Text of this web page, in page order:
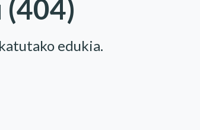
(404)
edukia.